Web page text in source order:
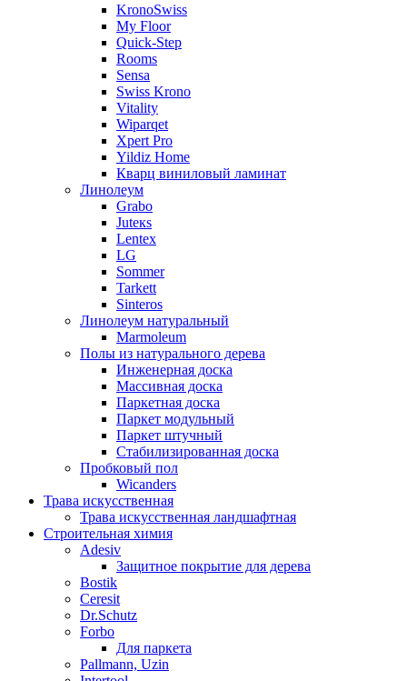
KronoSwiss
My Floor
Quick-Step
Rooms
Sensa
Swiss Krono
Vitality
Wiparqet
Xpert Pro
Yildiz Home
Кварц виниловый ламинат
Линолеум
Grabo
Juteкs
Lentex
LG
Sommer
Tarkett
Sinteros
Линолеум натуральный
Marmoleum
Полы из натурального дерева
Инженерная доска
Массивная доска
Паркетная доска
Паркет модульный
Паркет штучный
Стабилизированная доска
Пробковый пол
Wicanders
Трава искусственная
Трава искусственная ландшафтная
Строительная химия
Adesiv
Защитное покрытие для дерева
Bostik
Ceresit
Dr.Schutz
Forbo
Для паркета
Pallmann, Uzin